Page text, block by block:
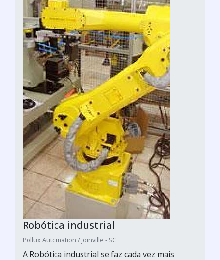
Robótica industrial
Pollux Automation / Joinville - SC
A Robótica industrial se faz cada vez mais